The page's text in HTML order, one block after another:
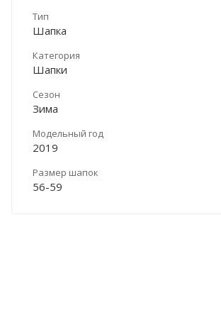
Тип
Шапка
Категория
Шапки
Сезон
Зима
Модельный год
2019
Размер шапок
56-59